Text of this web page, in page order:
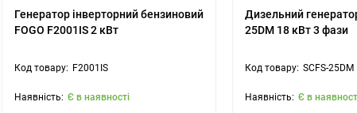
Генератор інверторний бензиновий
FOGO F2001IS 2 кВт
F2001IS
Є в наявності
Дизельний
25DM 18 кВт 3 фази
SCFS-25DM
Є в